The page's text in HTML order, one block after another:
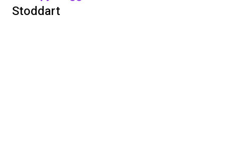
Stoddart